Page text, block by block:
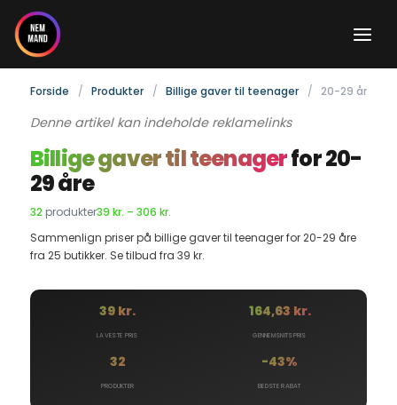
Gå
indholdet
Forside Produkter Billige gaver til teenager 20-29 år
Denne artikel kan indeholde reklamelinks
Billige gaver til teenagerfor 20-
29 åre
32 produkter39 kr. – 306 kr.
Sammenlign priser på billige gaver til teenager for 20-29 åre
fra 25 butikker. Se tilbud fra 39 kr.
39 kr.
LAVESTE PRIS
164,63 kr.
GENNEMSNITSPRIS
32
PRODUKTER
-43%
BEDSTE RABAT